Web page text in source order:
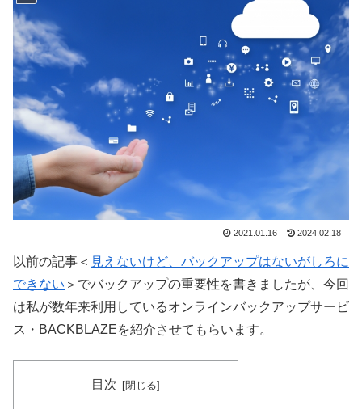
2021.01.16 2024.02.18
以前の記事＜ 見えないけど、バックアップはないがしろに
できない ＞でバックアップの重要性を書きましたが、今回
は私が数年来利用しているオンラインバックアップサービ
ス・BACKBLAZEを紹介させてもらいます。
目次